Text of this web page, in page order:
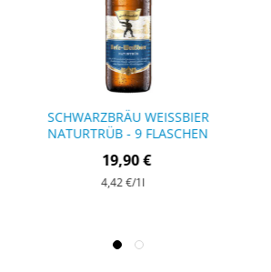
SCHWARZBRÄU WEISSBIER N
ATURTRÜB - 9 FLASCHEN
19,90 €
4,42 €/1l